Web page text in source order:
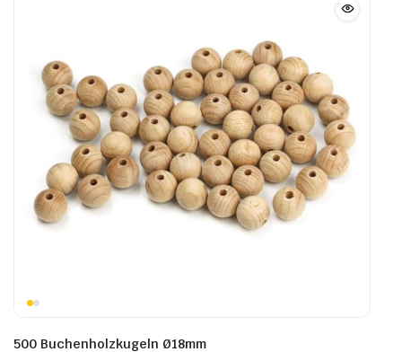
500 Buchenholzkugeln Ø18mm